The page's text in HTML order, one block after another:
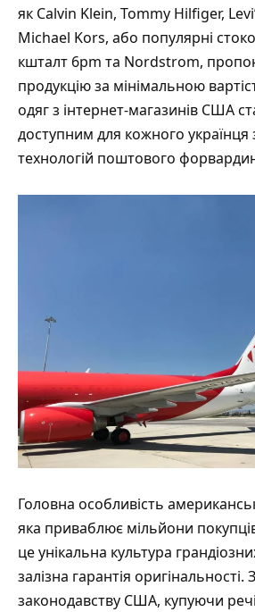
як Calvin Klein, Tommy Hilfiger,
Michael Kors, або популярні
кшталт 6pm та Nordstrom,
продукцію за мінімальною
одяг з інтернет-магазинів США
доступним для кожного українця
технологій поштового
Головна особливість
яка приваблює мільйони
це унікальна культура
залізна гарантія
законодавству США, купуючи